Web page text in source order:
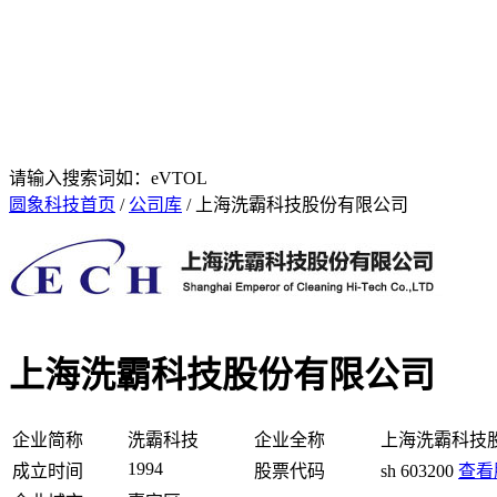
请输入搜索词如：eVTOL
圆象科技首页 / 公司库 / 上海洗霸科技股份有限公司
上海洗霸科技股份有限公司
企业简称 洗霸科技 企业全称
上海洗霸科技
成立时间
1994 股票代码 sh 603200 查看